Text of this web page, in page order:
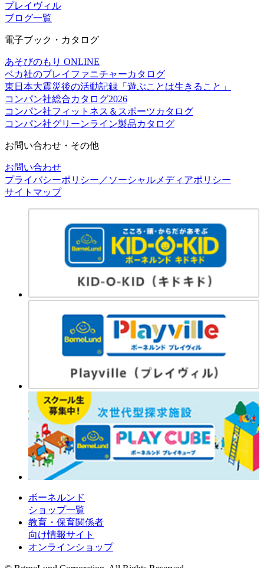
プレイヴィル
ブログ一覧
電子ブック・カタログ
あそびのもり ONLINE
ベカ社のプレイファニチャーカタログ
東日本大震災後の活動記録「遊ぶことは生きること」
コンパン社総合カタログ2026
コンパン社フィットネス＆スポーツカタログ
コンパン社グリーンライン製品カタログ
お問い合わせ・その他
お問い合わせ
プライバシーポリシー／ソーシャルメディアポリシー
サイトマップ
ボーネルンド
ショップ一覧
教育・保育関係者
向け情報サイト
オンラインショップ